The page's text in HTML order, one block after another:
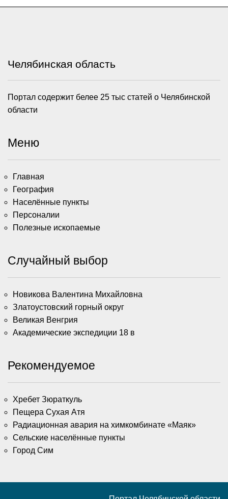
Челябинская область
Портал содержит белее 25 тыс статей о Челябинской
области
Меню
Главная
География
Населённые пункты
Персоналии
Полезные ископаемые
Случайный выбор
Новикова Валентина Михайловна
Златоустовский горный округ
Великая Венгрия
Академические экспедиции 18 в
Рекомендуемое
Хребет Зюраткуль
Пещера Сухая Атя
Радиационная авария на химкомбинате «Маяк»
Сельские населённые пункты
Город Сим